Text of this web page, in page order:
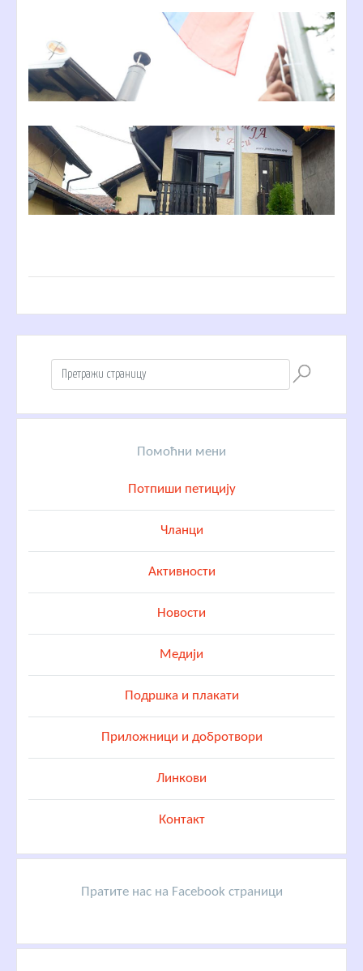
Помоћни мени
Потпиши петицију
Чланци
Активности
Новости
Медији
Подршка и плакати
Приложници и добротвори
Линкови
Контакт
Пратите нас на Facebook страници